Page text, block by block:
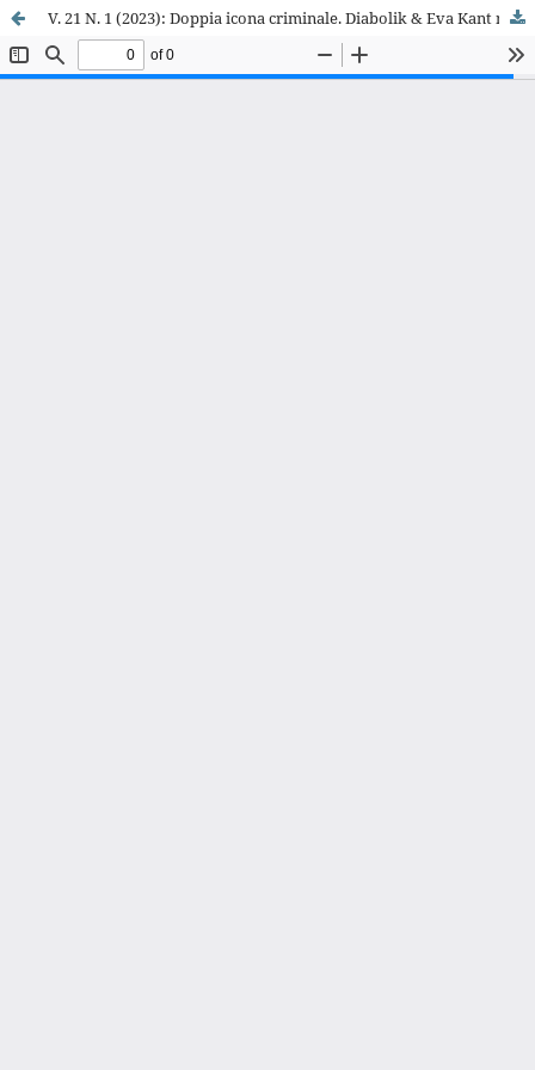
V. 21 N. 1 (2023): Doppia icona criminale. Diabolik & Eva Kant nell'immaginario collettivo (1962-2023)